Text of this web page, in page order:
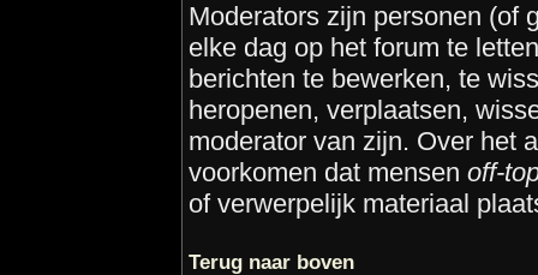
Moderators zijn personen (of
elke dag op het forum te
berichten te bewerken, te
heropenen, verplaatsen,
moderator van zijn. Over het
voorkomen dat mensen off-
of verwerpelijk materiaal
Terug naar boven